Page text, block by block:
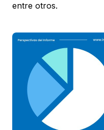
entre otros.